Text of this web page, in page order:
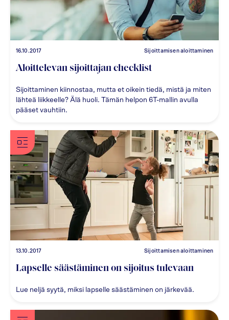
16.10.2017 Sijoittamisen aloittaminen
Aloittelevan sijoittajan checklist
Sijoittaminen kiinnostaa, mutta et oikein tiedä, mistä ja miten
lähteä liikkeelle? Älä huoli. Tämän helpon 6T-mallin avulla
pääset vauhtiin.
13.10.2017 Sijoittamisen aloittaminen
Lapselle säästäminen on sijoitus tulevaan
Lue neljä syytä, miksi lapselle säästäminen on järkevää.